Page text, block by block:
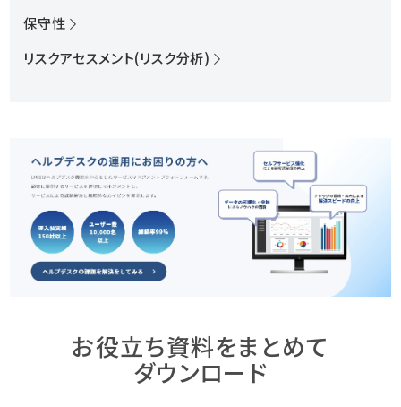
保守性
リスクアセスメント(リスク分析)
お役立ち資料をまとめて
ダウンロード